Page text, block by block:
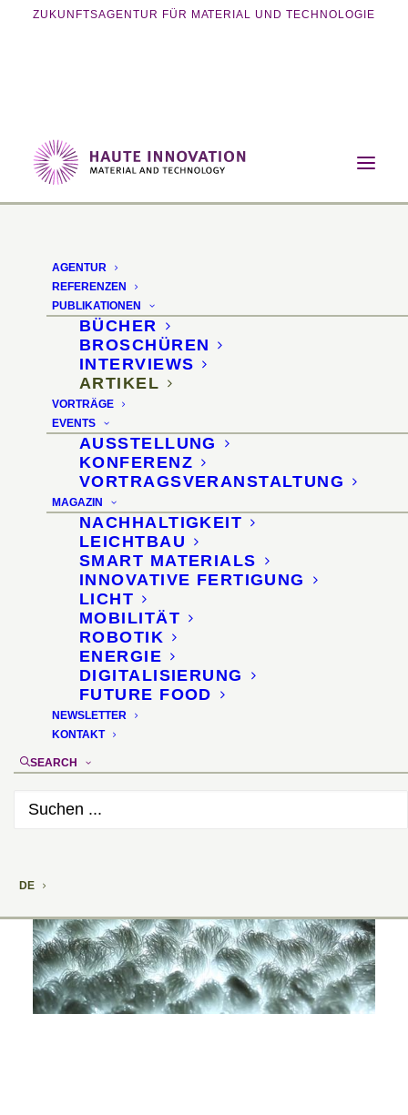
ZUKUNFTSAGENTUR FÜR MATERIAL UND TECHNOLOGIE
AGENTUR
REFERENZEN
PUBLIKATIONEN
BÜCHER
BROSCHÜREN
INTERVIEWS
ARTIKEL
VORTRÄGE
EVENTS
AUSSTELLUNG
KONFERENZ
VORTRAGSVERANSTALTUNG
MAGAZIN
NACHHALTIGKEIT
LEICHTBAU
SMART MATERIALS
INNOVATIVE FERTIGUNG
LICHT
MOBILITÄT
ROBOTIK
ENERGIE
DIGITALISIERUNG
FUTURE FOOD
NEWSLETTER
KONTAKT
SEARCH
DE
Home Publikationen
Materialien für alle Sinne – Intelligente
Materialien für alle
Sinne
Intelligente Werkstoffe
für Interior und Design
md Magazin
4-2014
Verlag
Konradin Medien